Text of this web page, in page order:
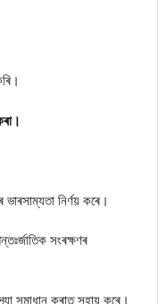
নির্ণয় কৰে।
সংৰক্ষণৰ
সমাধান কৰাত সহায় কৰে।